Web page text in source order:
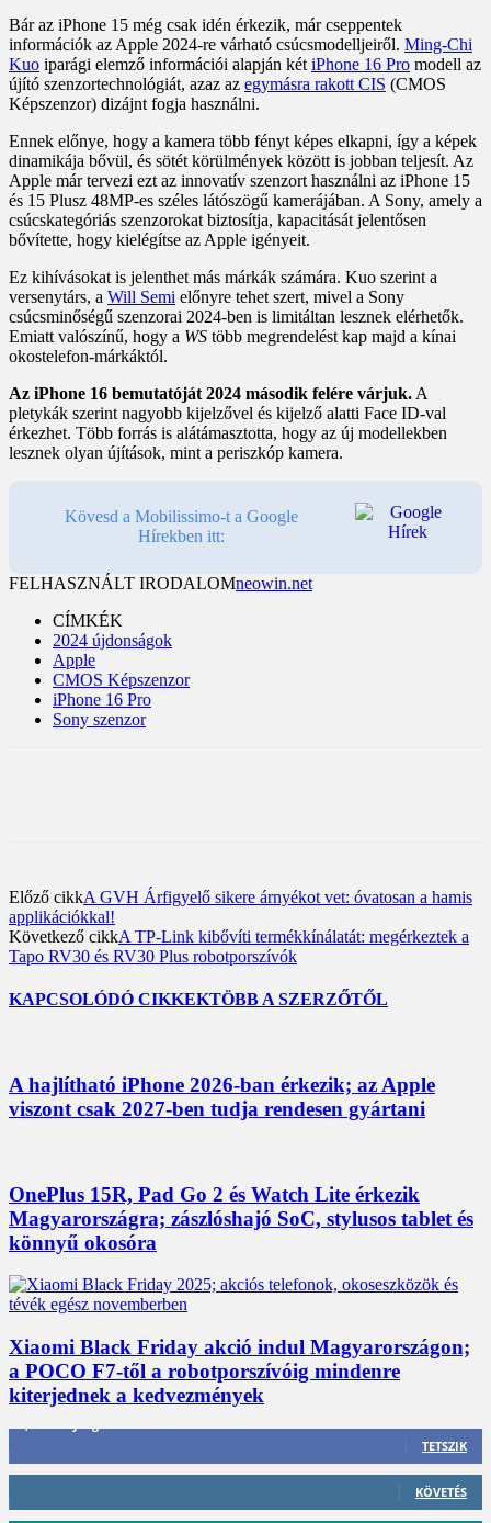
Bár az iPhone 15 még csak idén érkezik, már cseppentek
információk az Apple 2024-re várható csúcsmodelljeiről. Ming-Chi
Kuo iparági elemző információi alapján két iPhone 16 Pro modell az
újító szenzortechnológiát, azaz az egymásra rakott CIS (CMOS
Képszenzor) dizájnt fogja használni.
Ennek előnye, hogy a kamera több fényt képes elkapni, így a képek
dinamikája bővül, és sötét körülmények között is jobban teljesít. Az
Apple már tervezi ezt az innovatív szenzort használni az iPhone 15
és 15 Plusz 48MP-es széles látószögű kamerájában. A Sony, amely a
csúcskategóriás szenzorokat biztosítja, kapacitását jelentősen
bővítette, hogy kielégítse az Apple igényeit.
Ez kihívásokat is jelenthet más márkák számára. Kuo szerint a
versenytárs, a Will Semi előnyre tehet szert, mivel a Sony
csúcsminőségű szenzorai 2024-ben is limitáltan lesznek elérhetők.
Emiatt valószínű, hogy a WS több megrendelést kap majd a kínai
okostelefon-márkáktól.
Az iPhone 16 bemutatóját 2024 második felére várjuk. A
pletykák szerint nagyobb kijelzővel és kijelző alatti Face ID-val
érkezhet. Több forrás is alátámasztotta, hogy az új modellekben
lesznek olyan újítások, mint a periszkóp kamera.
Kövesd a Mobilissimo-t a Google
Hírekben itt:
FELHASZNÁLT IRODALOMneowin.net
CÍMKÉK
2024 újdonságok
Apple
CMOS Képszenzor
iPhone 16 Pro
Sony szenzor
Előző cikkA GVH Árfigyelő sikere árnyékot vet: óvatosan a hamis
applikációkkal!
Következő cikkA TP-Link kibővíti termékkínálatát: megérkeztek a
Tapo RV30 és RV30 Plus robotporszívók
KAPCSOLÓDÓ CIKKEKTÖBB A SZERZŐTŐL
A hajlítható iPhone 2026-ban érkezik; az Apple
viszont csak 2027-ben tudja rendesen gyártani
OnePlus 15R, Pad Go 2 és Watch Lite érkezik
Magyarországra; zászlóshajó SoC, stylusos tablet és
könnyű okosóra
Xiaomi Black Friday akció indul Magyarországon;
a POCO F7-től a robotporszívóig mindenre
kiterjednek a kedvezmények
TETSZIK
412 Követő
KÖVETÉS
59 Követő